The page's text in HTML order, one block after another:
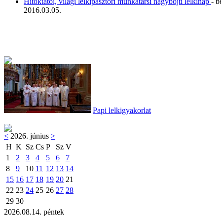
2016.03.05.
Papi lelkigyakorlat
< 2026. június >
H K Sz Cs P Sz V
1
2 3 4 5 6
7
8
9 10 11 12 13 14
15 16 17 18 19 20 21
22 23 24 25 26 27 28
29 30
2026.08.14. péntek